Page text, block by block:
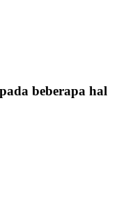
beberapa hal